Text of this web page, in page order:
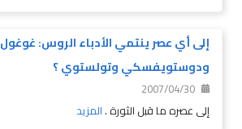
إلى أي عصر ينتمي الأدباء الروس: غوغول
ودوستويفسكي وتولستوي ؟
2007/04/30
إلى عصره ما قبل الثورة .المزيد